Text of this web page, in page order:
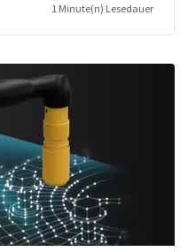
1 Minute(n) Lesedauer